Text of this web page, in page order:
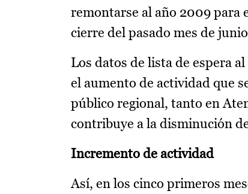
remontarse al año 2009 para
cierre del pasado mes de
Los datos de lista de espera
el aumento de actividad que
público regional, tanto en
contribuye a la disminución
Incremento de actividad
Así, en los cinco primeros